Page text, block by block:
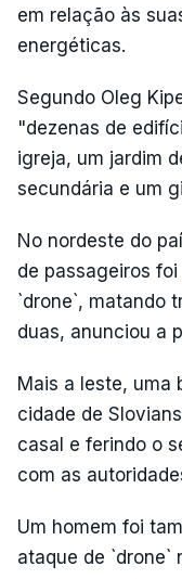
em relação às
energéticas.
Segundo Oleg
"dezenas de
igreja, um jardim
secundária e um
No nordeste do
de passageiros
`drone`, matando
duas, anunciou a
Mais a leste, uma
cidade de
casal e ferindo o
com as
Um homem foi
ataque de `drone`